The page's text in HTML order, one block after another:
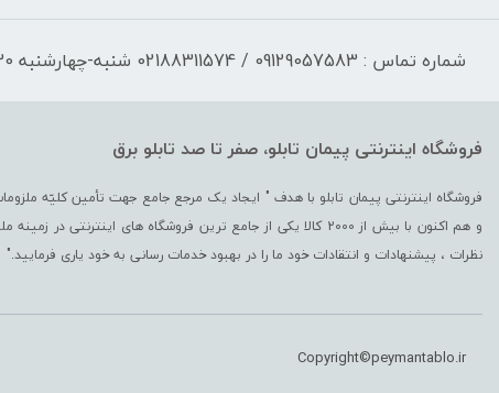
شماره تماس : 09129057583 / 02188311574 شنبه-چهارشنبه 17:30-9:30 پنجشنبه 13:00-9:30
فروشگاه اینترنتی پیمان تابلو، صفر تا صد تابلو برق
و هم اکنون با بیش از 2000 کالا یکی از جامع ترین فروشگاه های
نظرات ، پیشنهادات و انتقادات خود ما را در بهبود خدمات رسانی به خود یاری فرمایید."
Copyright©peymantablo.ir